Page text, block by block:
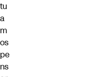
tu
a
m
os
pe
ns